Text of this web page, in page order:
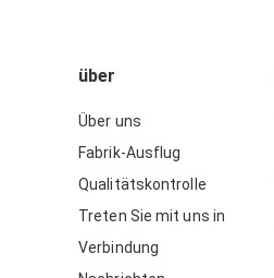
über
Über uns
Fabrik-Ausflug
Qualitätskontrolle
Treten Sie mit uns in
Verbindung